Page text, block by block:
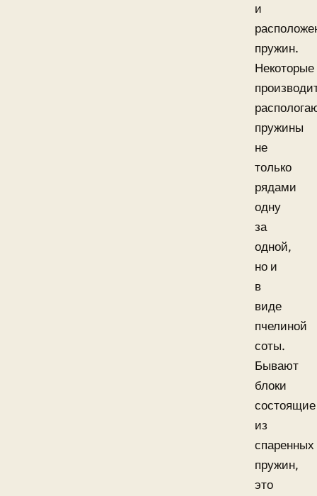
и
пружин.
Некоторые
пружины
не
только
рядами
одну
за
одной,
но и
в
виде
пчелиной
соты.
Бывают
блоки
состоящие
из
спаренных
пружин,
это